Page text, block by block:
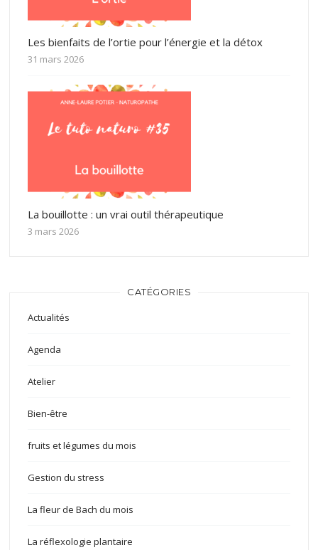
Les bienfaits de l’ortie pour l’énergie et la détox
31 mars 2026
La bouillotte : un vrai outil thérapeutique
3 mars 2026
CATÉGORIES
Actualités
Agenda
Atelier
Bien-être
fruits et légumes du mois
Gestion du stress
La fleur de Bach du mois
La réflexologie plantaire